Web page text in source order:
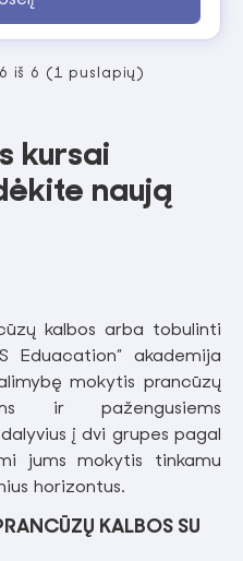
iš 6 (1 puslapių)
kursai
naują
kalbos arba tobulinti
Eduacation” akademija
mokytis prancūzų
ir pažengusiems
į dvi grupes pagal
jums mokytis tinkamu
horizontus.
KALBOS SU